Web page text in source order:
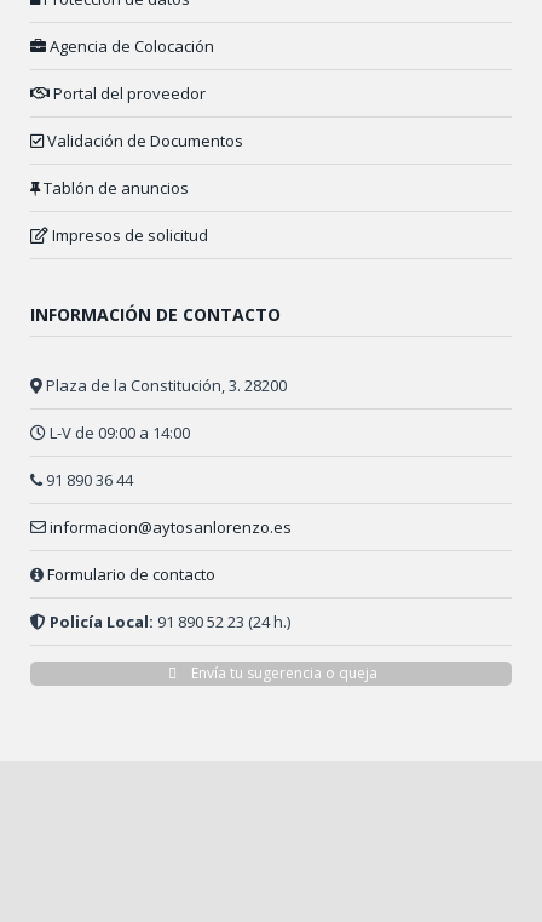
Agencia de Colocación
Portal del proveedor
Validación de Documentos
Tablón de anuncios
Impresos de solicitud
INFORMACIÓN DE CONTACTO
Plaza de la Constitución, 3. 28200
L-V de 09:00 a 14:00
91 890 36 44
informacion@aytosanlorenzo.es
Formulario de contacto
Policía Local: 91 890 52 23 (24 h.)
Envía tu sugerencia o queja